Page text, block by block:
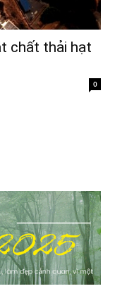
chất thải hạt
0